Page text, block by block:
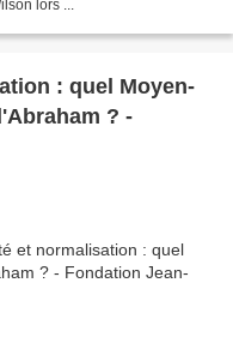
lors ...
: quel Moyen-
? -